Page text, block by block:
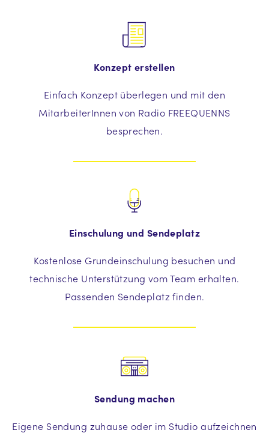
Konzept erstellen
Einfach Konzept überlegen und mit den
MitarbeiterInnen von Radio FREEQUENNS
besprechen.
Einschulung und Sendeplatz
Kostenlose Grundeinschulung besuchen und
technische Unterstützung vom Team erhalten.
Passenden Sendeplatz finden.
Sendung machen
Eigene Sendung zuhause oder im Studio aufzeichnen